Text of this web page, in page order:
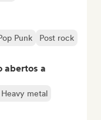
Punk
Post rock
abertos a
metal